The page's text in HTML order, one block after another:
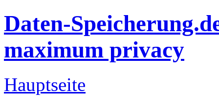
Daten-
maximum privacy
Hauptseite